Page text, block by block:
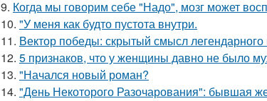
9. Когда мы говорим себе "Надо", мозг может
10. "У меня как будто пустота внутри.
11. Вектор победы: скрытый смысл
12. 5 признаков, что у женщины давно не было
13. "Начался новый роман?
14. "День Некоторого Разочарования": бывшая